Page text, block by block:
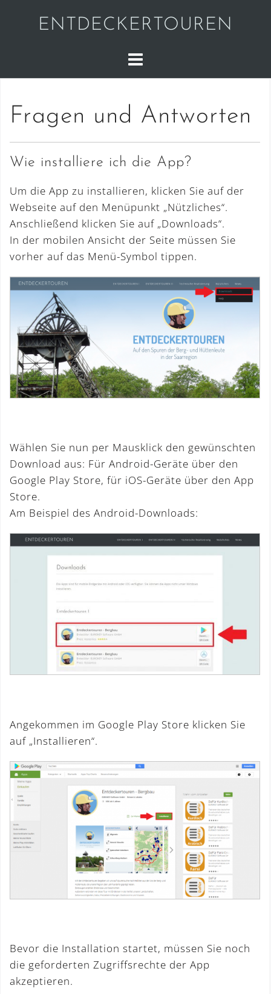
ENTDECKERTOUREN
Fragen und Antworten
Wie installiere ich die App?
Um die App zu installieren, klicken Sie auf der
Webseite auf den Menüpunkt „Nützliches“.
Anschließend klicken Sie auf „Downloads“.
In der mobilen Ansicht der Seite müssen Sie
vorher auf das Menü-Symbol tippen.
Wählen Sie nun per Mausklick den gewünschten
Download aus: Für Android-Geräte über den
Google Play Store, für iOS-Geräte über den App
Store.
Am Beispiel des Android-Downloads:
Angekommen im Google Play Store klicken Sie
auf „Installieren“.
Bevor die Installation startet, müssen Sie noch
die geforderten Zugriffsrechte der App
akzeptieren.